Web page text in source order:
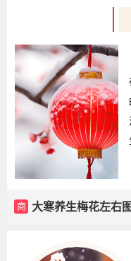
商 大寒养生梅花左右